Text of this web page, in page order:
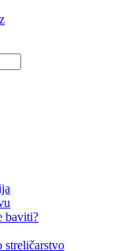
baviti?
streličarstvo